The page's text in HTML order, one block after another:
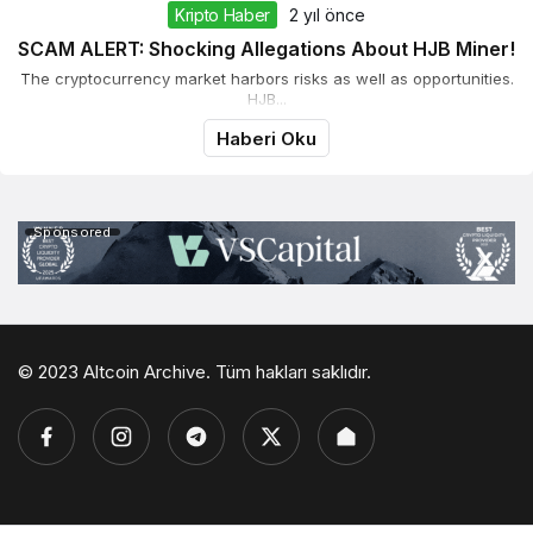
Kripto Haber 2 yıl önce
SCAM ALERT: Shocking Allegations About HJB Miner!
The cryptocurrency market harbors risks as well as opportunities.
HJB...
Haberi Oku
Sponsored
© 2023 Altcoin Archive. Tüm hakları saklıdır.